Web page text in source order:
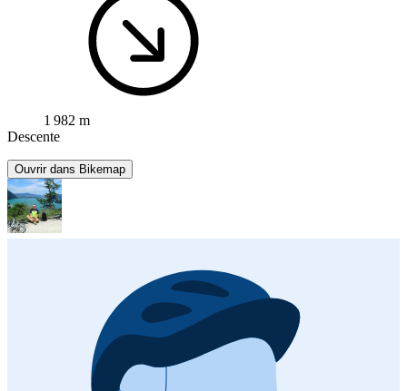
1 982 m
Descente
Ouvrir dans Bikemap